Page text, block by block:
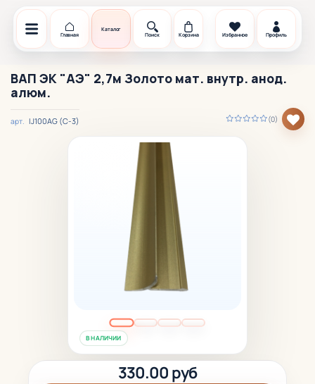
Главная
Каталог
Поиск
Корзина Избранное Профиль
ВАП ЭК "АЭ" 2,7м Золото мат. внутр. анод.
алюм.
(0)
арт. IJ100AG (C-3)
В НАЛИЧИИ
330.00 руб